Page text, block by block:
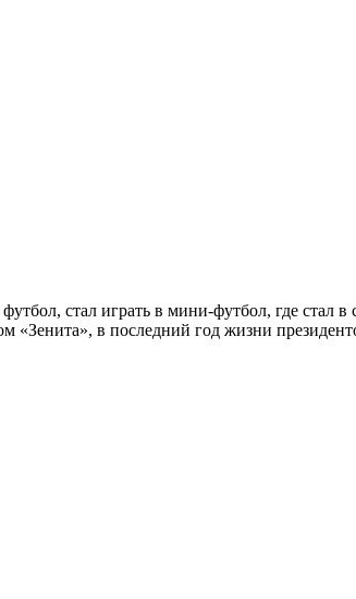
стал играть в мини-футбол, где
в последний год жизни